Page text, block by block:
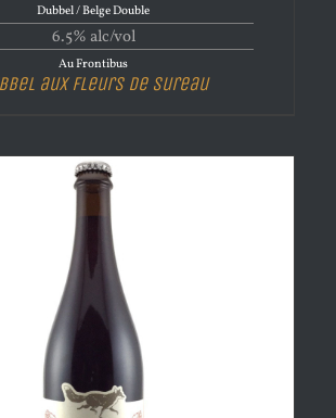
Dubbel / Belge Double
6.5% alc/vol
Au Frontibus
aux Fleurs de Sureau